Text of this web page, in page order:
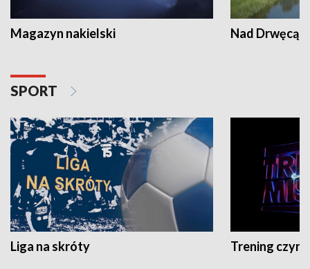
Magazyn nakielski Nad Drwęcą
SPORT
Liga na skróty Trening czyni